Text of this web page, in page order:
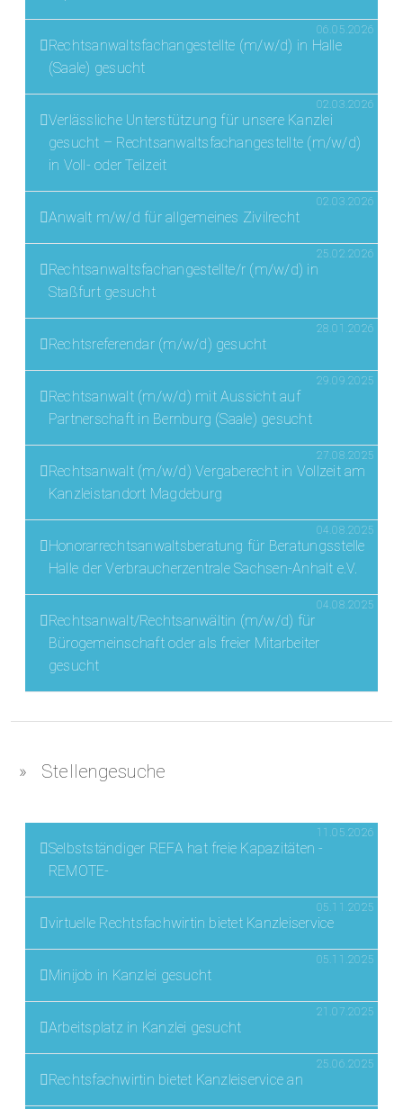
06.05.2026
Rechtsanwaltsfachangestellte (m/w/d) in Halle
(Saale) gesucht
02.03.2026
Verlässliche Unterstützung für unsere Kanzlei
gesucht – Rechtsanwaltsfachangestellte (m/w/d)
in Voll- oder Teilzeit
02.03.2026
Anwalt m/w/d für allgemeines Zivilrecht
25.02.2026
Rechtsanwaltsfachangestellte/r (m/w/d) in
Staßfurt gesucht
28.01.2026
Rechtsreferendar (m/w/d) gesucht
29.09.2025
Rechtsanwalt (m/w/d) mit Aussicht auf
Partnerschaft in Bernburg (Saale) gesucht
27.08.2025
Rechtsanwalt (m/w/d) Vergaberecht in Vollzeit am
Kanzleistandort Magdeburg
04.08.2025
Honorarrechtsanwaltsberatung für Beratungsstelle
Halle der Verbraucherzentrale Sachsen-Anhalt e.V.
04.08.2025
Rechtsanwalt/Rechtsanwältin (m/w/d) für
Bürogemeinschaft oder als freier Mitarbeiter
gesucht
Stellengesuche
11.05.2026
Selbstständiger REFA hat freie Kapazitäten -
REMOTE-
05.11.2025
virtuelle Rechtsfachwirtin bietet Kanzleiservice
05.11.2025
Minijob in Kanzlei gesucht
21.07.2025
Arbeitsplatz in Kanzlei gesucht
25.06.2025
Rechtsfachwirtin bietet Kanzleiservice an